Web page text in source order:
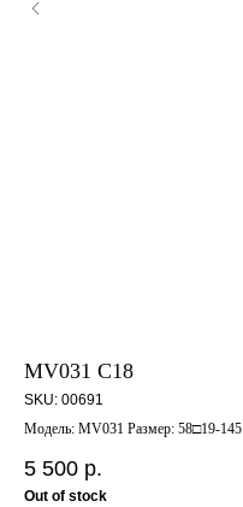
MV031 C18
SKU: 00691
Модель: MV031 Размер: 58□19-145
5 500 р.
Out of stock